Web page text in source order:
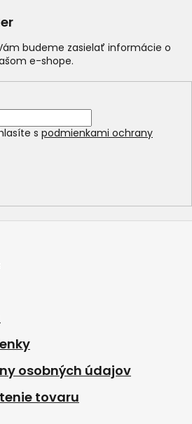
budeme zasielať informácie o
e-shope.
s podmienkami ochrany
osobných údajov
tovaru